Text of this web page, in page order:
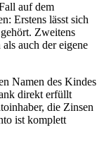
auf dem
Erstens lässt sich
Zweitens
auch der eigene
Namen des Kindes
direkt erfüllt
die Zinsen
ist komplett